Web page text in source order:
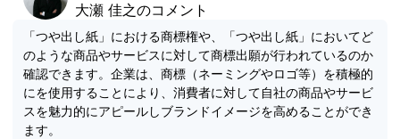
大瀬 佳之のコメント
「つや出し紙」における商標権や、「つや出し紙」においてど
のような商品やサービスに対して商標出願が行われているのか
確認できます。企業は、商標（ネーミングやロゴ等）を積極的
にを使用することにより、消費者に対して自社の商品やサービ
スを魅力的にアピールしブランドイメージを高めることができ
ます。